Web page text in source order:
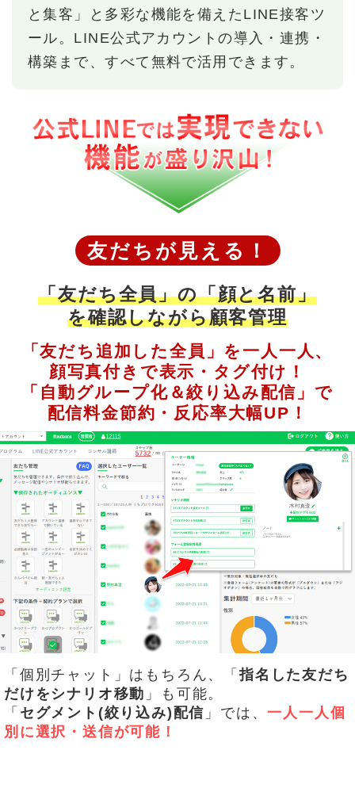
と集客」と多彩な機能を備えたLINE接客ツ
ール。LINE公式アカウントの導入・連携・
構築まで、すべて無料で活用できます。
友だちが見える！
「友だち全員」の「顔と名前」
を確認しながら顧客管理
「友だち追加した全員」を一人一人、
顔写真付きで表示・タグ付け！
「自動グループ化＆絞り込み配信」で
配信料金節約・反応率大幅UP！
「個別チャット」はもちろん、「指名した友だち
だけをシナリオ移動 」も可能。
「 セグメント(絞り込み)配信 」では、一人一人個
別に選択・送信が可能！